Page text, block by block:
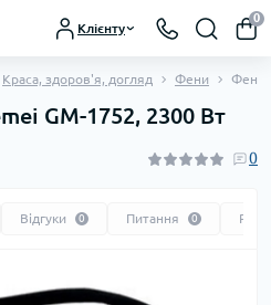
Клієнту
0
Краса, здоров'я, догляд Фени Фен
GM-1752, 2300 Вт
0
Відгуки 0 Питання 0